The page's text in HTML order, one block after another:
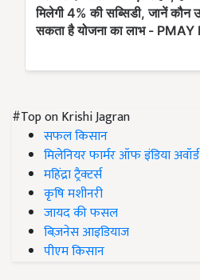
#Top on Krishi Jagran
सफल किसान
मिलेनियर फार्मर ऑफ इंडिया अवॉर्ड
महिंद्रा ट्रैक्टर्स
कृषि मशीनरी
जायद की फसल
बिज़नेस आइडियाज
पीएम किसान